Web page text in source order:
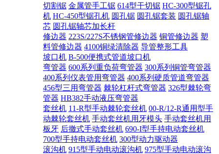
切割锯 金属管手工锯 614型干切锯 HC-300型锯孔
机 HC-450型锯孔机 圆孔锯 圆孔锯套装 圆孔锯轴
芯 圆孔锯轴芯加长杆
修边器 223S/227S不锈钢管修边器 铜管修边器 塑
料管修边器 4100铜绿清除器 导管整形工具
坡口机 B-500便携式管道坡口机
弯管器 600系列重负荷弯管器 300系列铜管弯管器
400系列仪表管用弯管器 400系列硬质管道弯管器
456型三用弯管器 棘轮杠杆式弯管器 326型棘轮弯
管器 HB382手动液压弯管器
套丝机 11-R型手动棘轮套丝机 00-R/12-R通用型手
动棘轮套丝机 手动套丝机用牙模头 手动套丝机用
板牙 后撤式手动套丝机 690-I型手持电动套丝机
700型手持电动套丝机 300型动力驱动器
滚沟机 915型手动电动滚沟机 975型手动电动滚沟